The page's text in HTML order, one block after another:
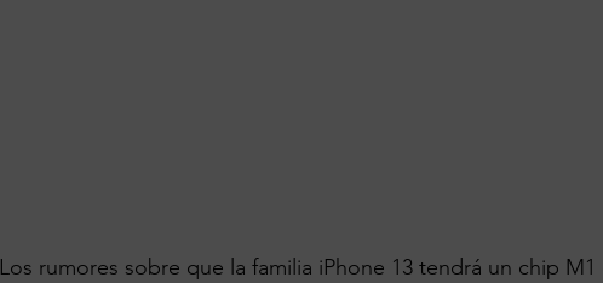
Los rumores sobre que la familia iPhone 13 tendrá un chip